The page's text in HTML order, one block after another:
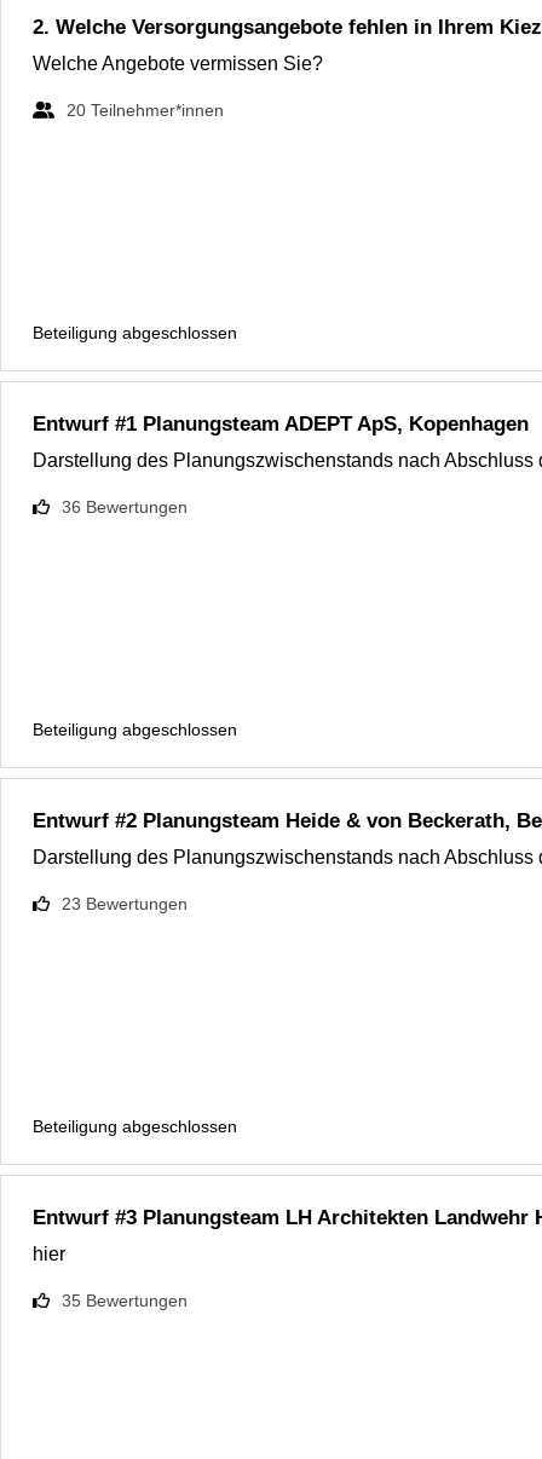
2. Welche Versorgungsangebote fehlen in Ihrem
Welche Angebote vermissen Sie?
20 Teilnehmer*innen
Beteiligung abgeschlossen
Entwurf #1 Planungsteam ADEPT ApS, Kopenhagen
Darstellung des Planungszwischenstands nach Abschluss
36 Bewertungen
Beteiligung abgeschlossen
Entwurf #2 Planungsteam Heide & von Beckerath,
Darstellung des Planungszwischenstands nach Abschluss
23 Bewertungen
Beteiligung abgeschlossen
Entwurf #3 Planungsteam LH Architekten Landwehr
hier
35 Bewertungen